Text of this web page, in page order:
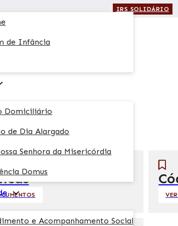
IRS SOLIDÁRIO
de Infância
Domiciliário
de Dia Alargado
Senhora da Misericórdia
Domus
e Acompanhamento Social